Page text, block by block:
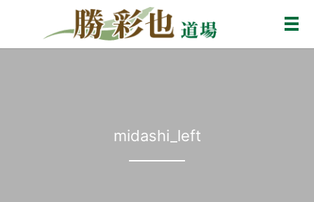
メ
midashi_left